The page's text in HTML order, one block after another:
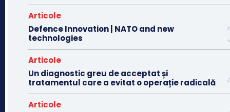
Articole
Defence Innovation | NATO and new
technologies
Articole
Un diagnostic greu de acceptat și
tratamentul care a evitat o operație radicală
Articole